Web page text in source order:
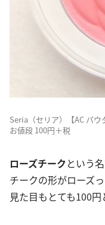
Seria（セリア）【AC パウ
お値段 100円＋税
ローズチーク という
チークの形がローズっ
見た目もとても100